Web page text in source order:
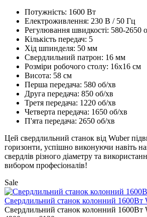
Потужність: 1600 Вт
Електроживлення: 230 В / 50 Гц
Регулювання швидкості: 580-2650
Кількість передач: 5
Хід шпинделя: 50 мм
Свердлильний патрон: 16 мм
Розміри робочого столу: 16x16 см
Висота: 58 см
Перша передача: 580 об/хв
Друга передача: 850 об/хв
Третя передача: 1220 об/хв
Четверта передача: 1650 об/хв
П'ята передача: 2650 об/хв
Цей свердлильний станок від Wuber
горизонти, успішно виконуючи навіть
свердлів різного діаметру та
вибором професіоналів!
Sale
Свердлильний станок колонний 1600Вт
Свердлильний станок колонний